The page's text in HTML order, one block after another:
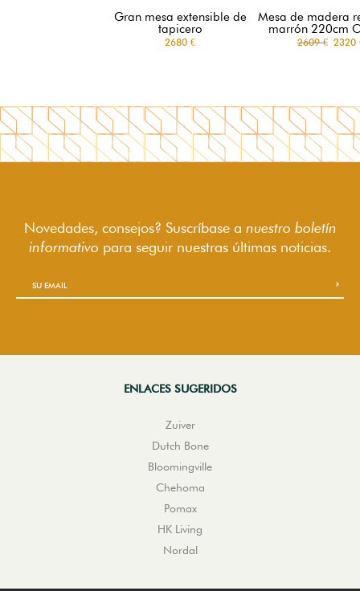
Gran mesa extensible de
tapicero
2680 €
Mesa de madera
marrón 220cm
2609 €2320
Novedades, consejos? Suscríbase a nuestro boletín
informativo para seguir nuestras últimas noticias.
ENLACES SUGERIDOS
Zuiver
Dutch Bone
Bloomingville
Chehoma
Pomax
HK Living
Nordal